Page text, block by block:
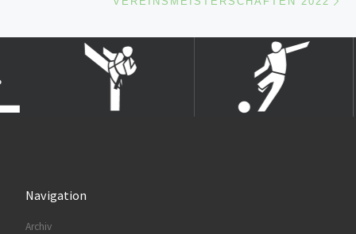
Navigation
Archiv